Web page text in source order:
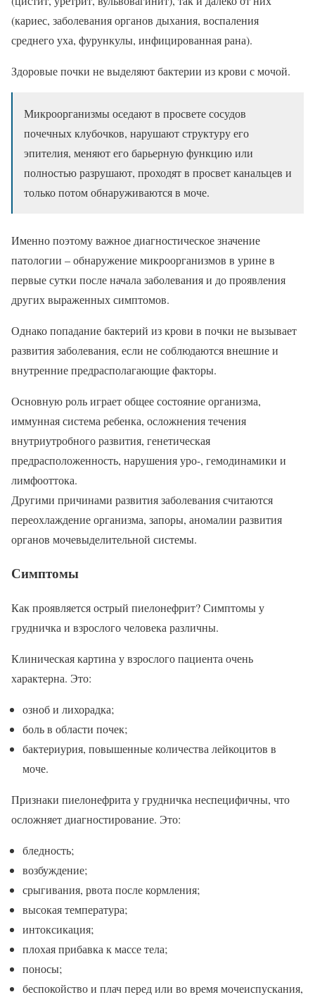
(кариес, заболевания органов дыхания, воспаления
среднего уха, фурункулы, инфицированная рана).
Здоровые почки не выделяют бактерии из крови с мочой.
Микроорганизмы оседают в просвете сосудов
почечных клубочков, нарушают структуру его
эпителия, меняют его барьерную функцию или
полностью разрушают, проходят в просвет канальцев и
только потом обнаруживаются в моче.
Именно поэтому важное диагностическое значение
патологии – обнаружение микроорганизмов в урине в
первые сутки после начала заболевания и до проявления
других выраженных симптомов.
Однако попадание бактерий из крови в почки не вызывает
развития заболевания, если не соблюдаются внешние и
внутренние предрасполагающие факторы.
Основную роль играет общее состояние организма,
иммунная система ребенка, осложнения течения
внутриутробного развития, генетическая
предрасположенность, нарушения уро-, гемодинамики и
лимфооттока.
Другими причинами развития заболевания считаются
переохлаждение организма, запоры, аномалии развития
органов мочевыделительной системы.
Симптомы
Как проявляется острый пиелонефрит? Симптомы у
грудничка и взрослого человека различны.
Клиническая картина у взрослого пациента очень
характерна. Это:
озноб и лихорадка;
боль в области почек;
бактериурия, повышенные количества лейкоцитов в
моче.
Признаки пиелонефрита у грудничка неспецифичны, что
осложняет диагностирование. Это:
бледность;
возбуждение;
срыгивания, рвота после кормления;
высокая температура;
интоксикация;
плохая прибавка к массе тела;
поносы;
беспокойство и плач перед или во время мочеиспускания,